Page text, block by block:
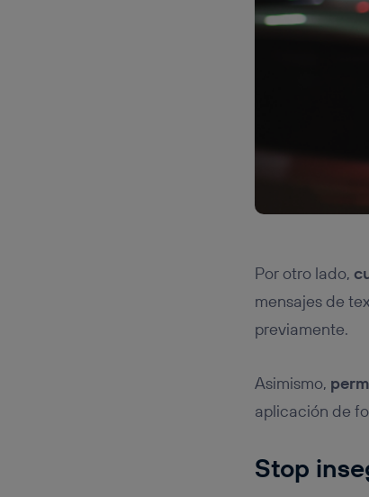
Por otro lado,
mensajes de
previamente.
Asimismo,
aplicación de
Stop